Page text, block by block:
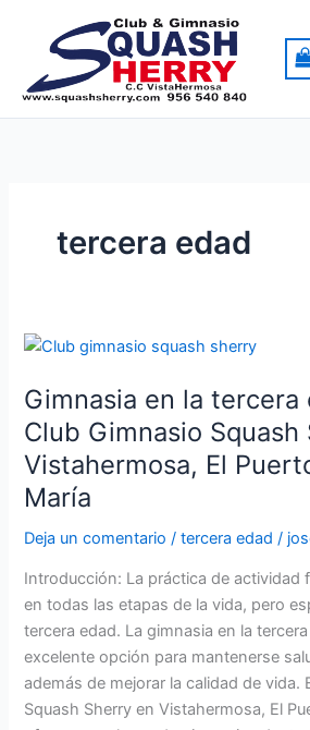
contenido
tercera edad
Gimnasia en la tercera
Club Gimnasio Squash
Vistahermosa, El
María
Deja un comentario /tercera edad /
Introducción: La práctica de actividad
en todas las etapas de la vida, pero
tercera edad. La gimnasia en la
excelente opción para mantenerse
además de mejorar la calidad de vida.
Squash Sherry en Vistahermosa, El
Gimnasia
la
tercera
edad
en
Club
Gimnasio
Squash
Sherry
en
Vistahermosa,
El
Puerto
de